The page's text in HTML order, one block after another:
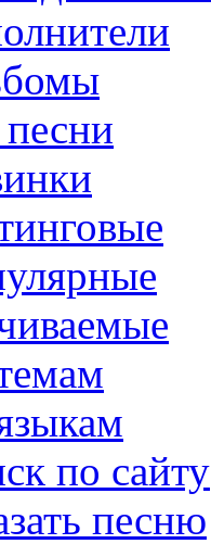
по сайту
песню